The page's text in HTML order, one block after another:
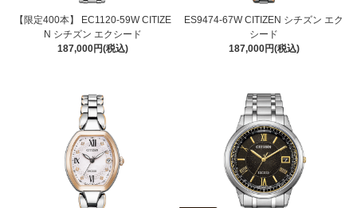
【限定400本】 EC1120-59W CITIZE
N シチズン エクシード
187,000円(税込)
ES9474-67W CITIZEN シチズン エク
シード
187,000円(税込)